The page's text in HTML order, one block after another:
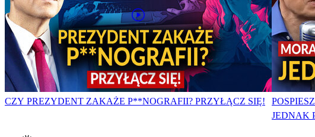
CZY PREZYDENT ZAKAŻE P**NOGRAFII? PRZYŁĄCZ SIĘ!
JEDNAK